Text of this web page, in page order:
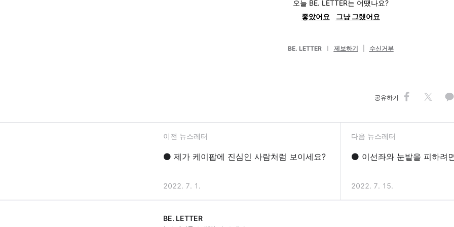
오늘 BE. LETTER는 어땠나요?
좋았어요
그냥 그랬어요
BE. LETTER ㅣ 제보하기 수신거부
공유하기
이전 뉴스레터
⚫ 제가 케이팝에 진심인 사람처럼 보이세요?
2022. 7. 1.
다음 뉴스레터
⚫ 이선좌와 눈밭을 피하려
2022. 7. 15.
BE. LETTER